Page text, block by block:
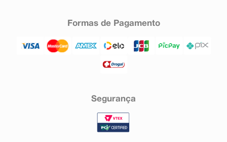
Formas de Pagamento
Segurança